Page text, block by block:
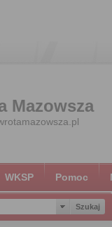
Mazowsza
WKSP Pomoc